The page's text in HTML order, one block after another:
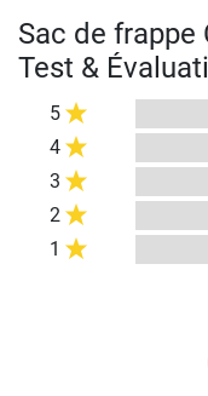
Sac de frappe
Test &
5
4
3
2
1